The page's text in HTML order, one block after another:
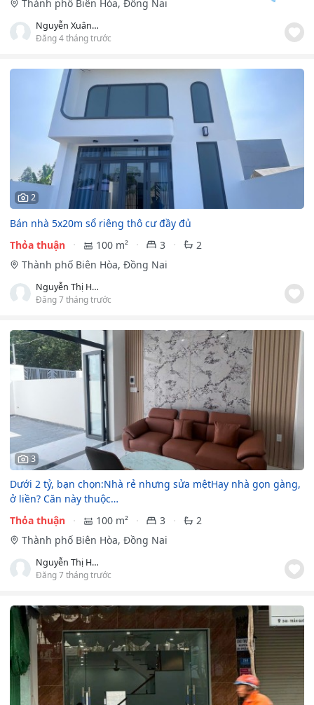
Thành phố Biên Hòa, Đồng Nai
Nguyễn Xuân Khánh
Đăng 4 tháng trước
2
Bán nhà 5x20m sổ riêng thô cư đầy đủ
Thỏa thuận
100 m² 3
2
Thành phố Biên Hòa, Đồng Nai
Nguyễn Thị Huỳnh Như
Đăng 7 tháng trước
3
Dưới 2 tỷ, bạn chọn:Nhà rẻ nhưng sửa mệtHay nhà gọn gàng,
ở liền? Căn này thuộc…
Thỏa thuận
100 m² 3
2
Thành phố Biên Hòa, Đồng Nai
Nguyễn Thị Huỳnh Như
Đăng 7 tháng trước